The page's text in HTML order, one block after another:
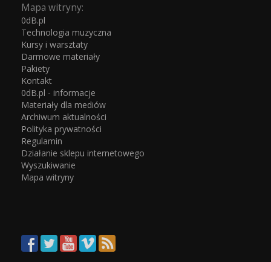
Mapa witryny:
0dB.pl
Technologia muzyczna
Kursy i warsztaty
Darmowe materiały
Pakiety
Kontakt
0dB.pl - informacje
Materiały dla mediów
Archiwum aktualności
Polityka prywatności
Regulamin
Działanie sklepu internetowego
Wyszukiwanie
Mapa witryny